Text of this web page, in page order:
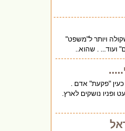
ויותר ל"משפט"
. שהוא..
"פקעת" אדם .
נושקים לארץ.